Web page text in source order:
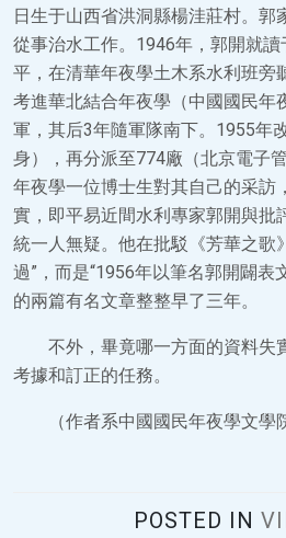
日生于山西省洪洞縣楊洼莊村。郭
從事治水工作。1946年，郭開就
平，在清華年夜學土木系水利班旁
考進華北結合年夜學（中國國民年
軍，其后3年隨軍隊南下。1955年
身），再分派至774廠（北京電子
年夜學一位博士生對其自己的采訪
實，即平易近間水利專家郭開與批
統一人無疑。他在批駁《芳華之歌
過”，而是“1956年以筆名郭開闢表
的兩篇有名文章整整早了三年。
不外，畢竟哪一方面的資料失
考據和訂正的任務。
（作者系中國國民年夜學文學
POSTED IN